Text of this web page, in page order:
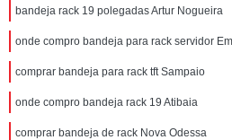
bandeja rack 19 polegadas Artur Nogueira
onde compro bandeja para rack servidor
comprar bandeja para rack tft Sampaio
onde compro bandeja rack 19 Atibaia
comprar bandeja de rack Nova Odessa